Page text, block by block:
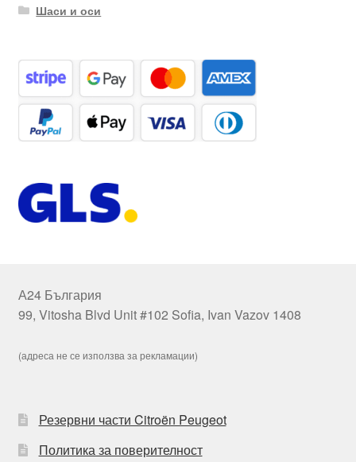
Шаси и оси
А24 България
99, Vitosha Blvd Unit #102 Sofia, Ivan Vazov 1408
(адреса не се използва за рекламации)
Резервни части Citroën Peugeot
Политика за поверителност